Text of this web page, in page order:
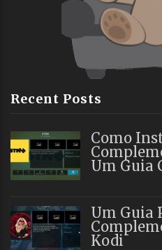
Recent Posts
Como
Um Guia
Um Guia
Kodi